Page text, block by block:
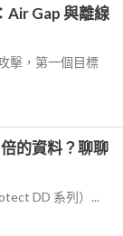
Air Gap 與離線
擊，第一個目標
的資料？聊聊
DD 系列）...